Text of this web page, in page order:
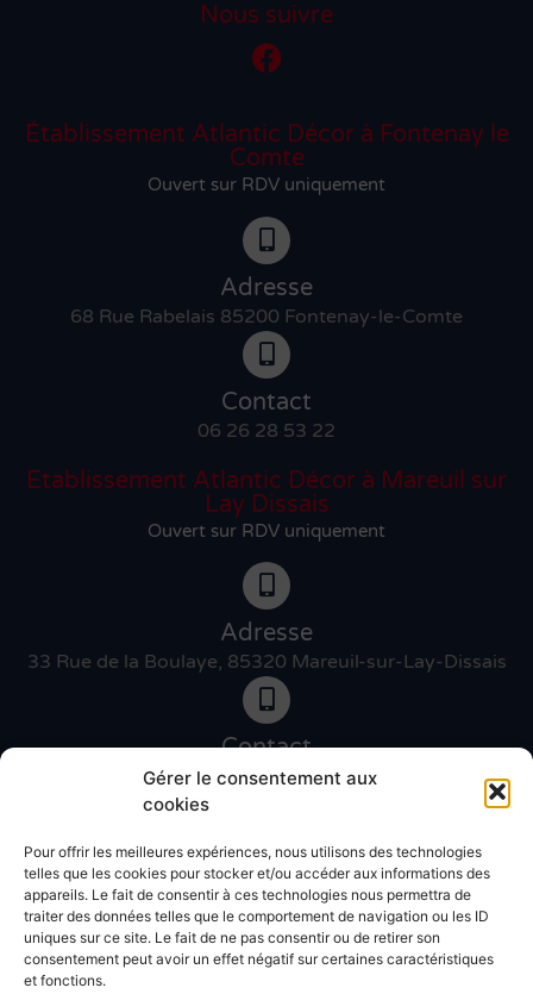
Gérer le consentement aux
cookies
Pour offrir les meilleures expériences, nous utilisons des technologies
telles que les cookies pour stocker et/ou accéder aux informations des
appareils. Le fait de consentir à ces technologies nous permettra de
traiter des données telles que le comportement de navigation ou les ID
uniques sur ce site. Le fait de ne pas consentir ou de retirer son
consentement peut avoir un effet négatif sur certaines caractéristiques
et fonctions.
Nous suivre
Établissement Atlantic Décor à Fontenay le
Comte
Ouvert sur RDV uniquement
Adresse
68 Rue Rabelais 85200 Fontenay-le-Comte
Contact
06 26 28 53 22
Etablissement Atlantic Décor à Mareuil sur
Lay Dissais
Ouvert sur RDV uniquement
Adresse
33 Rue de la Boulaye, 85320 Mareuil-sur-Lay-Dissais
Contact
06 46 27 89 83
Contact
02 51 30 31 09
Devis gratuit